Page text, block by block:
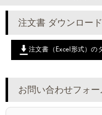
注文書 ダウンロード
注文書（Excel形式）の
お問い合わせフォー